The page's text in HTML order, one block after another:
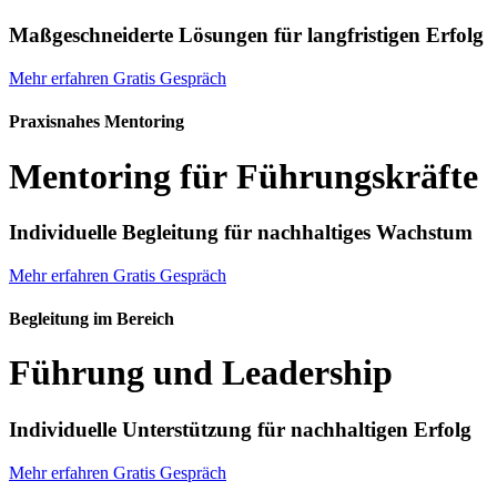
Maßgeschneiderte Lösungen für langfristigen Erfolg
Mehr erfahren Gratis Gespräch
Praxisnahes Mentoring
Mentoring für Führungs­kräfte
Individuelle Begleitung für nachhaltiges Wachstum
Mehr erfahren Gratis Gespräch
Begleitung im Bereich
Führung und Leader­ship
Individuelle Unterstützung für nachhaltigen Erfolg
Mehr erfahren Gratis Gespräch